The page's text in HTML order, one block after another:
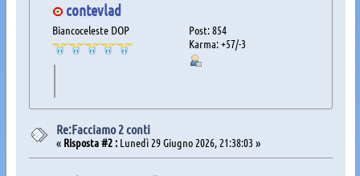
contevlad
Biancoceleste DOP
Post: 854
Karma: +57/-3
Re:Facciamo 2 conti
« Risposta #2 :Lunedì 29 Giugno 2026, 21:38:03 »